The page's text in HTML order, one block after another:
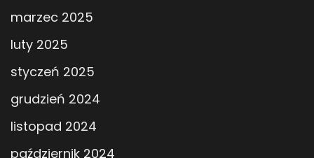
marzec 2025
luty 2025
styczeń 2025
grudzień 2024
listopad 2024
październik 2024